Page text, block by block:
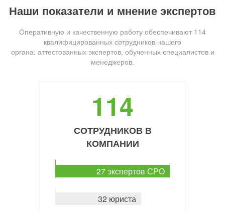
Наши показатели и мнение экспертов
Оперативную и качественную работу обеспечивают 114
квалифицированных сотрудников нашего
органа: аттестованных экспертов, обученных специалистов и
менеджеров.
114
СОТРУДНИКОВ В
КОМПАНИИ
27 экспертов СРО
32 юриста